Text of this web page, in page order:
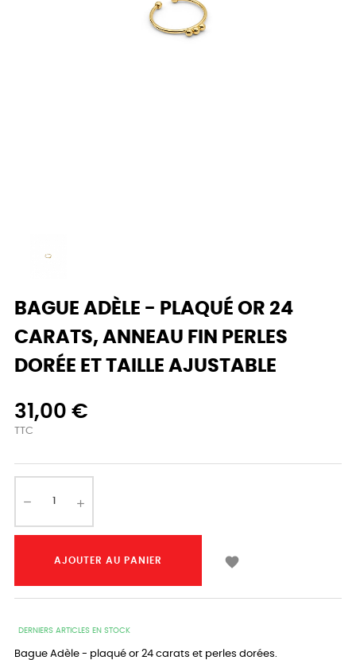
BAGUE ADÈLE - PLAQUÉ OR 24
CARATS, ANNEAU FIN PERLES
DORÉE ET TAILLE AJUSTABLE
31,00 €
TTC
AJOUTER AU PANIER 
DERNIERS ARTICLES EN STOCK
Bague Adèle - plaqué or 24 carats et perles dorées.